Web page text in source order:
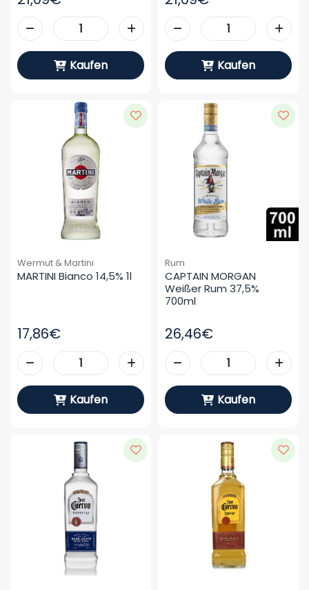
Kaufen Kaufen
Wermut & Martini
MARTINI Bianco 14,5% 1l
17,86€
Kaufen
Rum
CAPTAIN MORGAN
Weißer Rum 37,5%
700ml
26,46€
Kaufen